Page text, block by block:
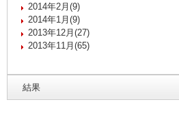
2014年2月(9)
2014年1月(9)
2013年12月(27)
2013年11月(65)
結果